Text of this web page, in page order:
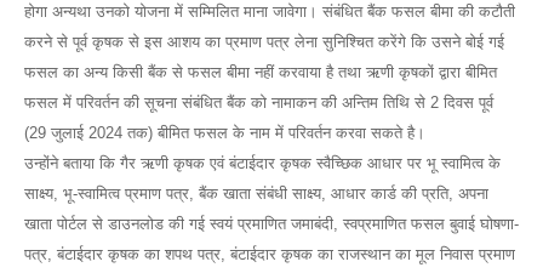
होगा अन्यथा उनको योजना में सम्मिलित माना जावेगा। संबंधित बैंक फसल बीमा की कटौती
करने से पूर्व कृषक से इस आशय का प्रमाण पत्र लेना सुनिश्चित करेंगे कि उसने बोई गई
फसल का अन्य किसी बैंक से फसल बीमा नहीं करवाया है तथा ऋणी कृषकों द्वारा बीमित
फसल में परिवर्तन की सूचना संबंधित बैंक को नामाकन की अन्तिम तिथि से 2 दिवस पूर्व
(29 जुलाई 2024 तक) बीमित फसल के नाम में परिवर्तन करवा सकते है।
उन्होंने बताया कि गैर ऋणी कृषक एवं बंटाईदार कृषक स्वैच्छिक आधार पर भू स्वामित्व के
साक्ष्य, भू-स्वामित्व प्रमाण पत्र, बैंक खाता संबंधी साक्ष्य, आधार कार्ड की प्रति, अपना
खाता पोर्टल से डाउनलोड की गई स्वयं प्रमाणित जमाबंदी, स्वप्रमाणित फसल बुवाई घोषणा-
पत्र, बंटाईदार कृषक का शपथ पत्र, बंटाईदार कृषक का राजस्थान का मूल निवास प्रमाण